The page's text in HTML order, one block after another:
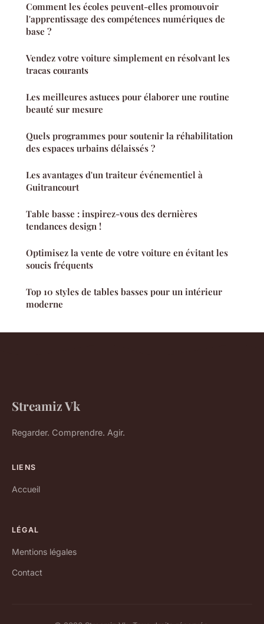
Comment les écoles peuvent-elles promouvoir
l'apprentissage des compétences numériques de
base ?
Vendez votre voiture simplement en résolvant les
tracas courants
Les meilleures astuces pour élaborer une routine
beauté sur mesure
Quels programmes pour soutenir la réhabilitation
des espaces urbains délaissés ?
Les avantages d'un traiteur événementiel à
Guitrancourt
Table basse : inspirez-vous des dernières
tendances design !
Optimisez la vente de votre voiture en évitant les
soucis fréquents
Top 10 styles de tables basses pour un intérieur
moderne
Streamiz Vk
Regarder. Comprendre. Agir.
LIENS
Accueil
LÉGAL
Mentions légales
Contact